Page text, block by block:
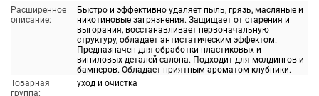
Расширенное
описание:
Быстро и эффективно удаляет пыль, грязь, масляные и
никотиновые загрязнения. Защищает от старения и
выгорания, восстанавливает первоначальную
структуру, обладает антистатическим эффектом.
Предназначен для обработки пластиковых и
виниловых деталей салона. Подходит для молдингов и
бамперов. Обладает приятным ароматом клубники.
Товарная
группа:
уход и очистка